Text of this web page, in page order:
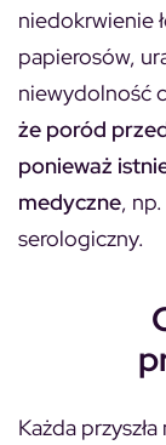
niedokrwienie
papierosów,
niewydolność
że poród
ponieważ
medyczne, np.
serologiczny.
Każda